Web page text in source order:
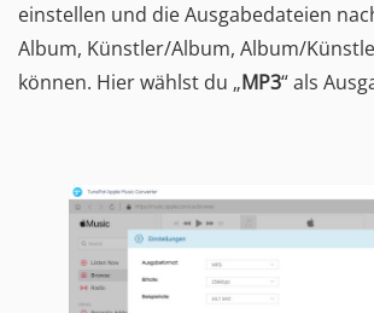
einstellen und die Ausgabedateien
Album, Künstler/Album, Album/
können. Hier wählst du „MP3“ als